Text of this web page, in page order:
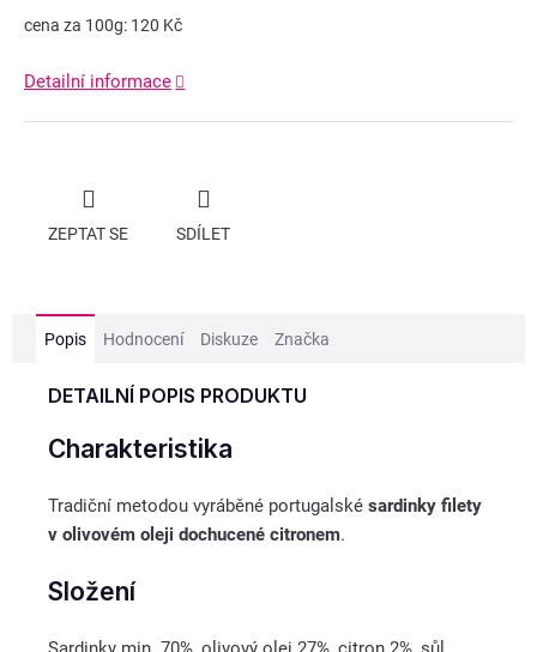
cena za 100g: 120 Kč
Detailní informace
ZEPTAT SE SDÍLET
Popis Hodnocení Diskuze Značka
DETAILNÍ POPIS PRODUKTU
Charakteristika
Tradiční metodou vyráběné portugalské sardinky filety
v olivovém oleji dochucené citronem.
Složení